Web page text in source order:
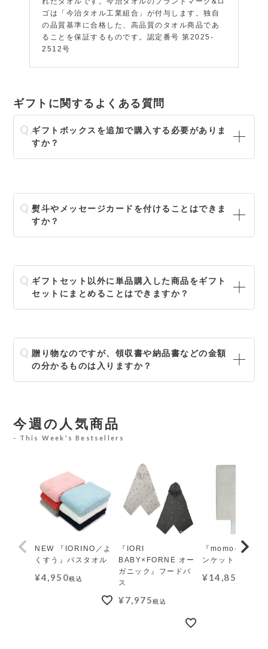
ゴは「今治タオル工業組合」が付与します。独自
の品質基準に合格した、高品質のタオル商品であ
ることを保証するものです。認定番号 第2025-
2512号
ギフトに関するよくある質問
ギフトボックスを追加で購入する必要がありま
すか？
熨斗やメッセージカードを付けることはできま
すか？
ギフトセット以外に単品購入した商品をギフト
セットにまとめることはできますか？
贈り物なのですが、領収書や納品書などの金額
の分かるものは入りますか？
今週の人気商品
This Week's Bestsellers
NEW 『IORINO／よ
くすう』バスタオル
¥4,950税込
『IORI
BABY×FORNE オー
ガニック』フードバ
ス
¥7,975税込
『momo-モモ』
ンケット レギュ
¥14,850